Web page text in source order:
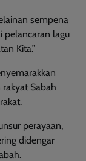
sempena
pelancaran lagu
Kita.”
Sabah
perayaan,
didengar